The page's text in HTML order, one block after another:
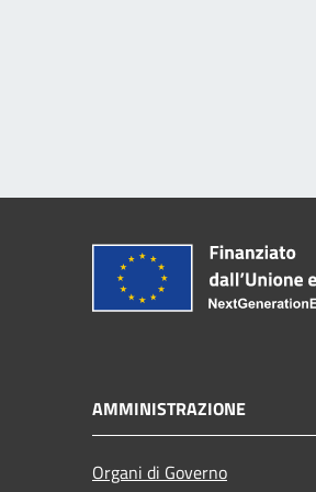
AMMINISTRAZIONE
Organi di Governo